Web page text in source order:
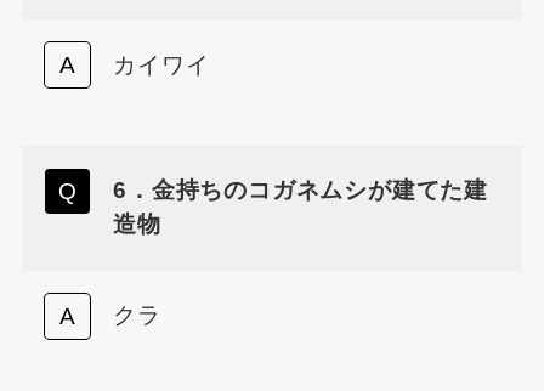
カイワイ
6．金持ちのコガネムシが建てた建
造物
クラ